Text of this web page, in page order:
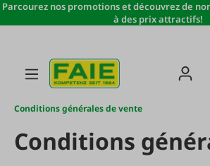
Passer au contenu principal
Parcourez nos promotions et découvrez de
à des prix attractifs!
Conditions générales de vente
Conditions